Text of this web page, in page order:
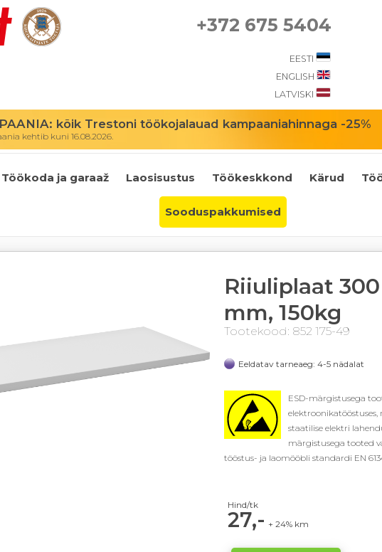
+372 675 5404
EESTI
ENGLISH
LATVISKI
kõik Trestoni töökojalauad kampaaniahinnaga -25%
kehtib kuni 16.08.2026.
Töökoda ja garaaž Laosisustus Töökeskkond Kärud
Sooduspakkumised
Riiuliplaat
mm, 150kg
Tootekood: 852 175-49
Eeldatav tarneaeg: 4-5 nädalat
ESD-märgistusega
staatilise elektri
märgistusega tooted
tööstus- ja laomööbli standardi EN
Hind/tk
27,- + 24% km